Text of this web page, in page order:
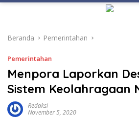
Beranda Pemerintahan
Pemerintahan
Menpora Laporkan
Sistem Keolahragaan
Redaksi
November 5, 2020